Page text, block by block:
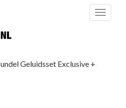
Toggle
Geluidsset Exclusive +